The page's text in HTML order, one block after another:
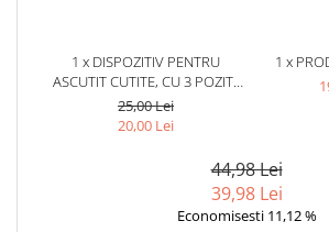
1 x DISPOZITIV PENTRU
ASCUTIT CUTITE, CU 3 POZITII
DE ASCUTIRE (GROSIERA,
USOARA, FINA), MANER
ROSU/NEGRU, 21.5 X 5 X 6 CM
25,00 Lei
20,00 Lei
1 x
44,98 Lei
39,98 Lei
Economisesti 11,12 %